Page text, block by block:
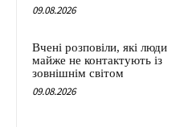
09.08.2026
Вчені розповіли, які люди
майже не контактують із
зовнішнім світом
09.08.2026